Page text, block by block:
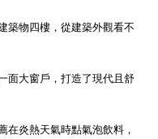
築物四樓，從建築外觀看不
面大窗戶，打造了現代且舒
在炎熱天氣時點氣泡飲料，